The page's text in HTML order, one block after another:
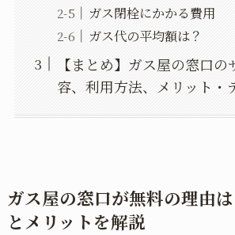
ガス閉栓にかかる費用
ガス代の平均額は？
【まとめ】ガス屋の窓口の
容、利用方法、メリット・
ガス屋の窓口が無料の理由
とメリットを解説